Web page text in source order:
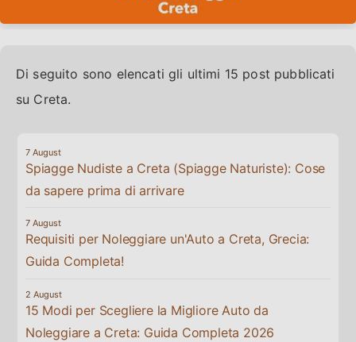
Di seguito sono elencati gli ultimi 15 post pubblicati
su Creta.
Spiagge Nudiste a Creta (Spiagge Naturiste): Cose
da sapere prima di arrivare
Requisiti per Noleggiare un'Auto a Creta, Grecia:
Guida Completa!
15 Modi per Scegliere la Migliore Auto da
Noleggiare a Creta: Guida Completa 2026